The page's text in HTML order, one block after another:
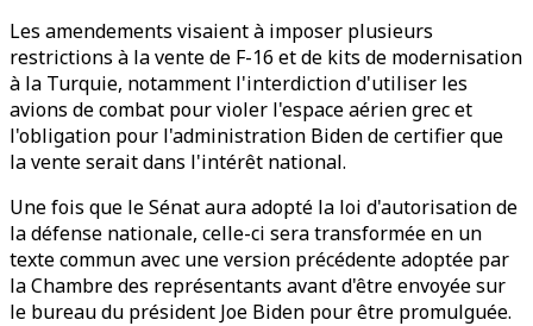
Les amendements visaient à imposer plusieurs
restrictions à la vente de F-16 et de kits de modernisation
à la Turquie, notamment l'interdiction d'utiliser les
avions de combat pour violer l'espace aérien grec et
l'obligation pour l'administration Biden de certifier que
la vente serait dans l'intérêt national.
Une fois que le Sénat aura adopté la loi d'autorisation de
la défense nationale, celle-ci sera transformée en un
texte commun avec une version précédente adoptée par
la Chambre des représentants avant d'être envoyée sur
le bureau du président Joe Biden pour être promulguée.